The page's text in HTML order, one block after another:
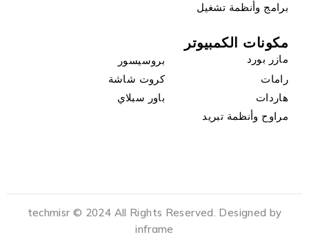
برامج وأنظمة تشغيل
مكونات الكمبيوتر
مازر بورد
بروسيسور
رامات
كروت شاشة
هاردات
باور سبلاي
مراوح وأنظمة تبريد
techmisr © 2024 All Rights Reserved. Designed by
inframe